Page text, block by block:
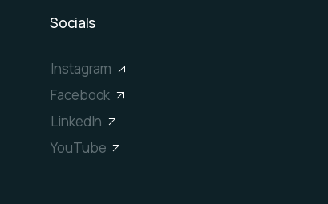
Socials
Instagram
Facebook
LinkedIn
YouTube